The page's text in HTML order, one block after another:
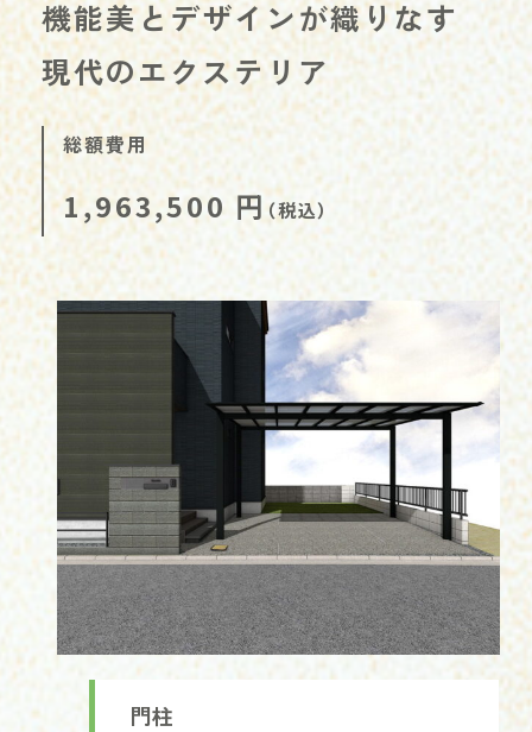
機能美とデザインが織りなす
現代のエクステリア
総額費用
1,963,500 円 （税込）
門柱